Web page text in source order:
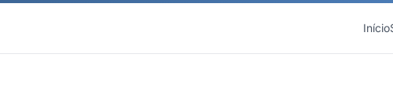
Início